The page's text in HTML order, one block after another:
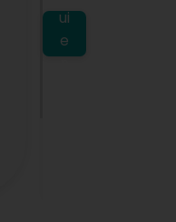
lo amé, aprendí y
planeta y como